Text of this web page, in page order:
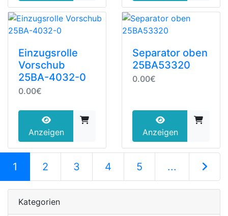
Einzugsrolle
Vorschub
25BA-4032-0
0.00€
Anzeigen
Separator oben
25BA53320
0.00€
Anzeigen
1 (current)
2 3 4 5 ...
Kategorien